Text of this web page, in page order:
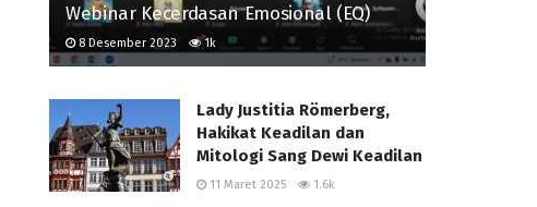
Webinar Kecerdasan Emosional (EQ)
8 Desember 2023 1k
Lady Justitia Römerberg,
Hakikat Keadilan dan
Mitologi Sang Dewi Keadilan
11 Maret 2025 1.6k